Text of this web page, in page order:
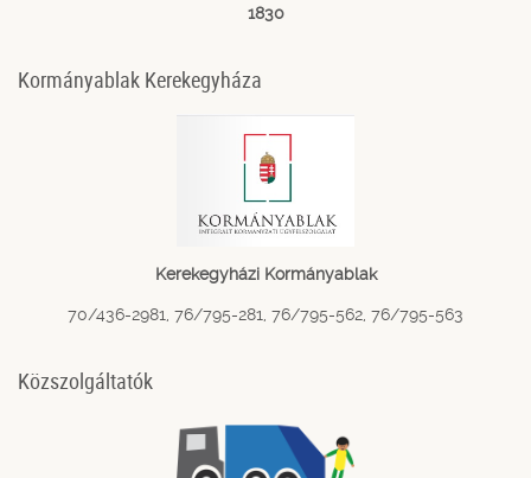
1830
Kormányablak Kerekegyháza
Kerekegyházi Kormányablak
70/436-2981, 76/795-281, 76/795-562, 76/795-563
Közszolgáltatók